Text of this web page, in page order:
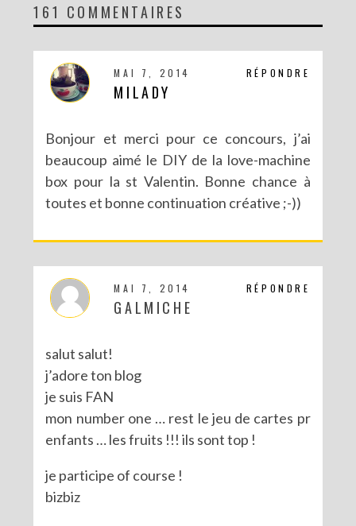
CONCOURS AVEC SERGENT MAJOR
161 COMMENTAIRES
RÉPONDRE
MAI 7, 2014
MILADY
Bonjour et merci pour ce concours, j’ai
beaucoup aimé le DIY de la love-machine
box pour la st Valentin. Bonne chance à
toutes et bonne continuation créative ;-))
RÉPONDRE
MAI 7, 2014
GALMICHE
salut salut!
j’adore ton blog
je suis FAN
mon number one … rest le jeu de cartes pr
enfants … les fruits !!! ils sont top !
je participe of course !
bizbiz